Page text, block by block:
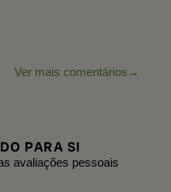
Ver mais comentários
PARA SI
avaliações pessoais